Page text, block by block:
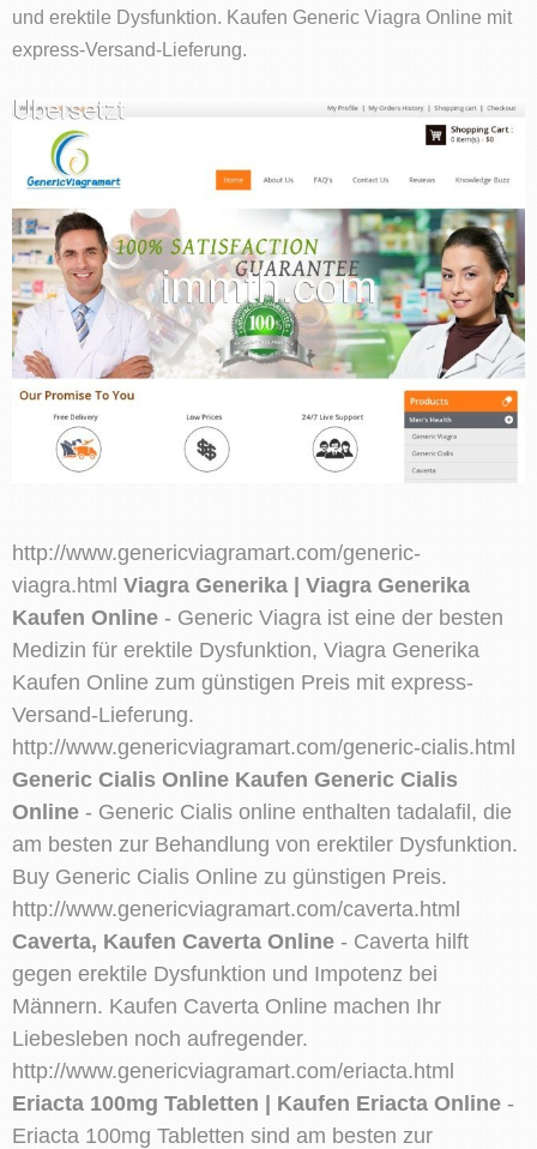
und erektile Dysfunktion. Kaufen Generic Viagra Online mit
express-Versand-Lieferung.
http://www.genericviagramart.com/generic-
viagra.html Viagra Generika | Viagra Generika
Kaufen Online - Generic Viagra ist eine der besten
Medizin für erektile Dysfunktion, Viagra Generika
Kaufen Online zum günstigen Preis mit express-
Versand-Lieferung.
http://www.genericviagramart.com/generic-cialis.html
Generic Cialis Online Kaufen Generic Cialis
Online - Generic Cialis online enthalten tadalafil, die
am besten zur Behandlung von erektiler Dysfunktion.
Buy Generic Cialis Online zu günstigen Preis.
http://www.genericviagramart.com/caverta.html
Caverta, Kaufen Caverta Online - Caverta hilft
gegen erektile Dysfunktion und Impotenz bei
Männern. Kaufen Caverta Online machen Ihr
Liebesleben noch aufregender.
http://www.genericviagramart.com/eriacta.html
Eriacta 100mg Tabletten | Kaufen Eriacta Online -
Eriacta 100mg Tabletten sind am besten zur